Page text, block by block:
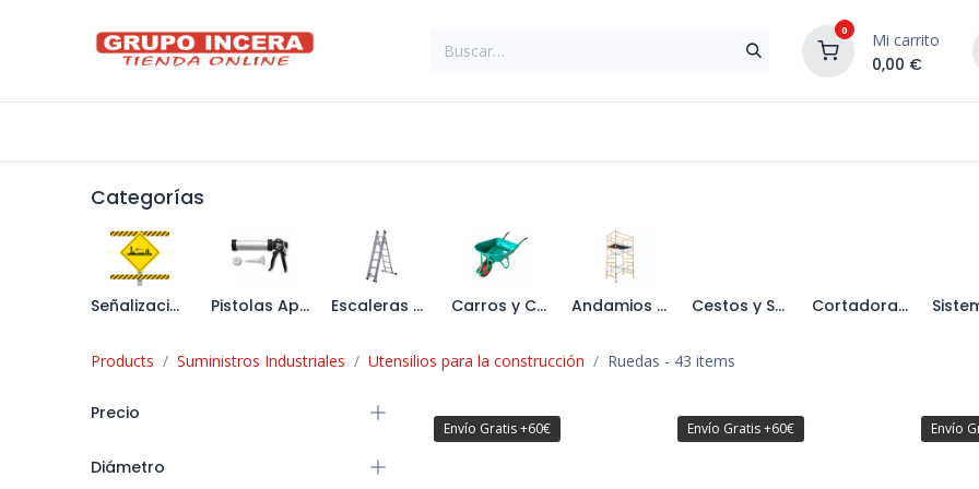
0 Mi carrito
0,00 €
Categorías
Señalización Pistolas Aplicadoras Escaleras y Caballetes Carros y Carretillas Andamios y Puntales Cestos y Soluciones en Goma Cortadoras para Cerámica y Accesorios
Products Suministros Industriales Utensilios para la construcción Ruedas - 43 items
Precio
Diámetro
Envío Gratis +60€ Envío Gratis +60€ Envío